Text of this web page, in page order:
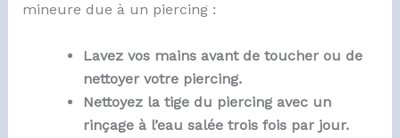
mineure due à un piercing :
Lavez vos mains avant de toucher ou de
nettoyer votre piercing.
Nettoyez la tige du piercing avec un
rinçage à l’eau salée trois fois par jour.